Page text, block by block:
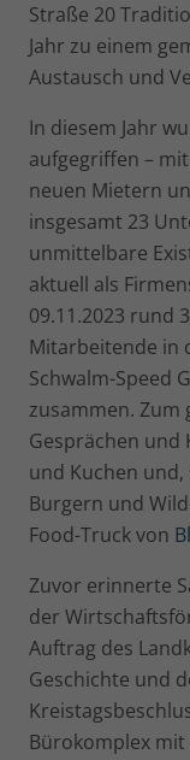
Straße 20
Jahr zu einem
Austausch und
In diesem Jahr
aufgegriffen –
neuen Mietern
insgesamt 23
unmittelbare
aktuell als
09.11.2023 rund
Mitarbeitende in
Schwalm-Speed
zusammen. Zum
Gesprächen und
und Kuchen
Burgern und
Food-Truck von
Zuvor erinnerte
der
Auftrag des
Geschichte und
Bürokomplex